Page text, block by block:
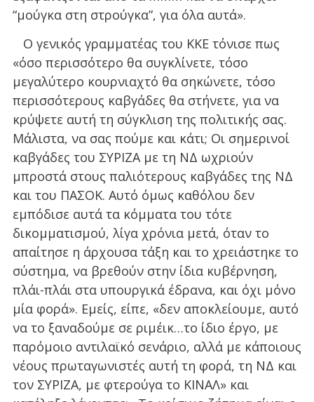
“μούγκα στη στρούγκα”, για όλα αυτά».
Ο γενικός γραμματέας του ΚΚΕ τόνισε πως
«όσο περισσότερο θα συγκλίνετε, τόσο
μεγαλύτερο κουρνιαχτό θα σηκώνετε, τόσο
περισσότερους καβγάδες θα στήνετε, για να
κρύψετε αυτή τη σύγκλιση της πολιτικής σας.
Μάλιστα, να σας πούμε και κάτι; Οι σημερινοί
καβγάδες του ΣΥΡΙΖΑ με τη ΝΔ ωχριούν
μπροστά στους παλιότερους καβγάδες της ΝΔ
και του ΠΑΣΟΚ. Αυτό όμως καθόλου δεν
εμπόδισε αυτά τα κόμματα του τότε
δικομματισμού, λίγα χρόνια μετά, όταν το
απαίτησε η άρχουσα τάξη και το χρειάστηκε το
σύστημα, να βρεθούν στην ίδια κυβέρνηση,
πλάι-πλάι στα υπουργικά έδρανα, και όχι μόνο
μία φορά». Εμείς, είπε, «δεν αποκλείουμε, αυτό
να το ξαναδούμε σε ριμέικ…το ίδιο έργο, με
παρόμοιο αντιλαϊκό σενάριο, αλλά με κάποιους
νέους πρωταγωνιστές αυτή τη φορά, τη ΝΔ και
τον ΣΥΡΙΖΑ, με φτερούγα το ΚΙΝΑΛ» και